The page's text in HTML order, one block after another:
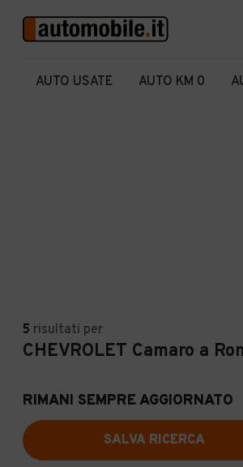
AUTO USATE AUTO KM 0
5 risultati per
CHEVROLET Camaro a
RIMANI SEMPRE AGGIORNATO
SALVA RICERCA